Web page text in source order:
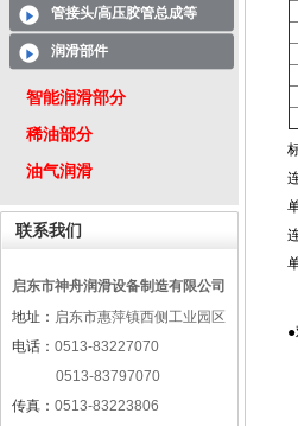
管接头/高压胶管总成等
润滑部件
智能润滑部分
稀油部分
油气润滑
联系我们
启东市神舟润滑设备制造有限公司
地址： 启东市惠萍镇西侧工业园区
电话： 0513-83227070
0513-83797070
传真： 0513-83223806